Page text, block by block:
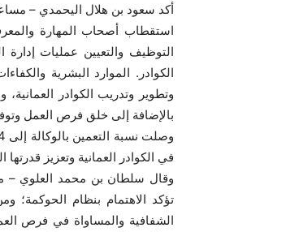
أكد سعود بن هلال اليحمدي –
استقطاب أصحاب المهارة
التوظيف والتعيين عمليات
الكوادر. الموارد البشرية
وتطوير وتدريب الكوادر
بالإضافة إلى خلق فرص العمل
في الكوادر العمانية وتعزيز قدرتها
وقال سلطان بن محمد العلوي –
تؤكد الاهتمام بنظام
الشفافية والمساواة في فرص